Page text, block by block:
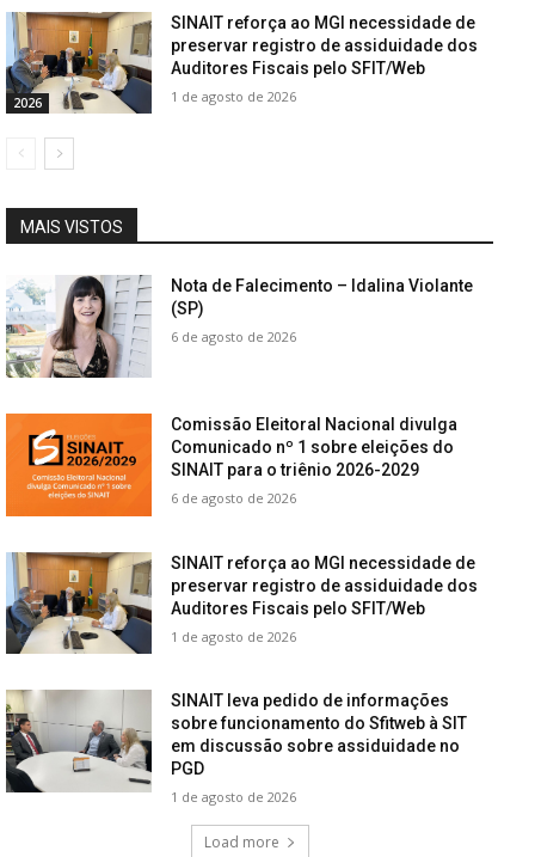
2026
SINAIT reforça ao MGI necessidade de
preservar registro de assiduidade dos
Auditores Fiscais pelo SFIT/Web
1 de agosto de 2026
MAIS VISTOS
Nota de Falecimento – Idalina Violante
(SP)
6 de agosto de 2026
Comissão Eleitoral Nacional divulga
Comunicado nº 1 sobre eleições do
SINAIT para o triênio 2026-2029
6 de agosto de 2026
SINAIT reforça ao MGI necessidade de
preservar registro de assiduidade dos
Auditores Fiscais pelo SFIT/Web
1 de agosto de 2026
SINAIT leva pedido de informações
sobre funcionamento do Sfitweb à SIT
em discussão sobre assiduidade no
PGD
1 de agosto de 2026
Load more